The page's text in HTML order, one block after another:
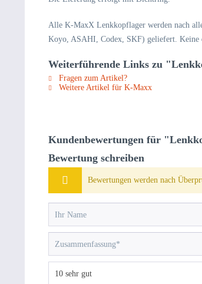
Alle K-MaxX Lenkkopflager werden nach
Koyo, ASAHI, Codex, SKF) geliefert. Keine
Weiterführende Links zu
Fragen zum Artikel?
Weitere Artikel für K-Maxx
Kundenbewertungen für
Bewertung schreiben
Bewertungen werden nach